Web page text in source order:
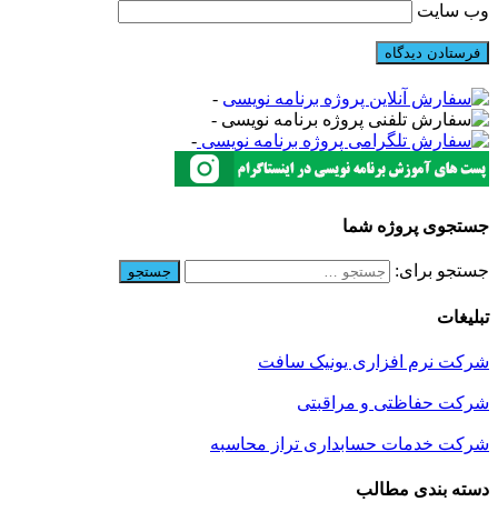
وب‌ سایت
-
-
-
جستجوی پروژه شما
جستجو برای:
تبلیغات
شرکت نرم افزاری یونیک سافت
شرکت حفاظتی و مراقبتی
شرکت خدمات حسابداری تراز محاسبه
دسته بندی مطالب